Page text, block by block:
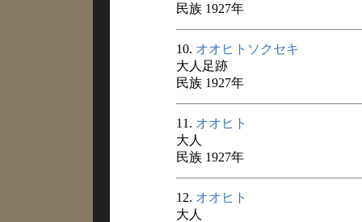
民族 1927年
10. オオヒトソクセキ
大人足跡
民族 1927年
11. オオヒト
大人
民族 1927年
12. オオヒト
大人